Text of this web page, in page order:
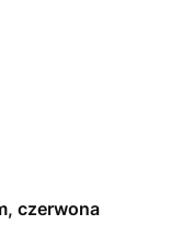
czerwona